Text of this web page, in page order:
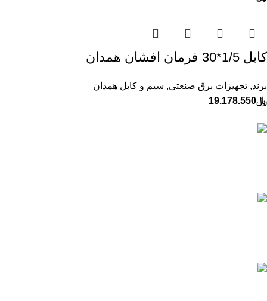
كابل 1/5*30 فرمان افشان همدان
برند, تجهیزات برق صنعتی, سیم و کابل همدان
﷼19.178.550